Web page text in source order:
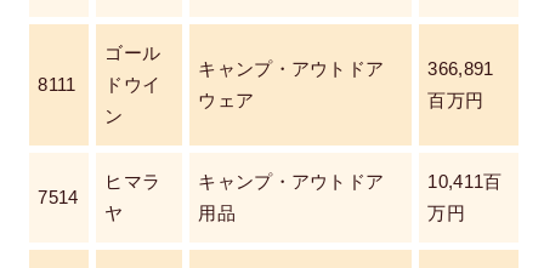
8111
ゴール
ドウイ
ン
キャンプ・アウトドア
ウェア
366,891
百万円
7514
ヒマラ
ヤ
キャンプ・アウトドア
用品
10,411百
万円